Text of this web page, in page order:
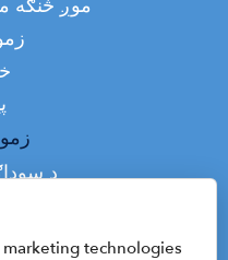
موږ څنګه
د
technologies